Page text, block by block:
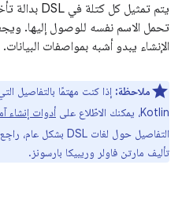
تحمل الاسم نفسه للوصول إليها.
الإنشاء يبدو أشبه بمواصفات البيانات.
ملاحظة: إذا كنت مهتمًا بالتفاصيل
Kotlin، يمكنك الاطّلاع على
أدوات إنشاء
التفاصيل حول لغات DSL بشكل عام، راجِع كتاب
تأليف مارتن فاولر وريبيكا بارسونز.